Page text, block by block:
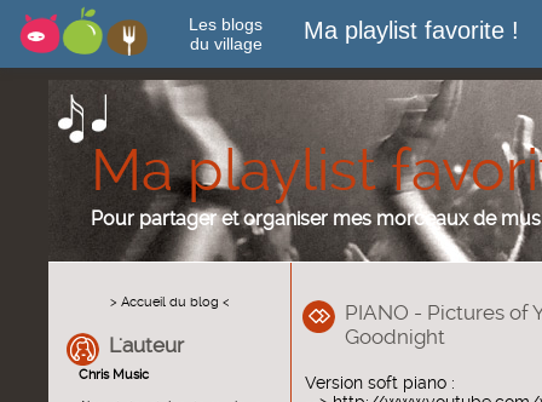
Les blogs
du village
Ma playlist favorite !
Ma playlist
Pour partager et organiser mes morceaux de
> Accueil du blog <
L'auteur
Chris Music
PIANO - Pictures of
Goodnight
Version soft piano :